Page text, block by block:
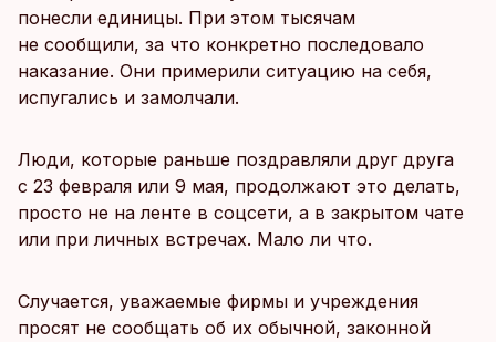
понесли единицы. При этом тысячам
не сообщили, за что конкретно последовало
наказание. Они примерили ситуацию на себя,
испугались и замолчали.
Люди, которые раньше поздравляли друг друга
с 23 февраля или 9 мая, продолжают это делать,
просто не на ленте в соцсети, а в закрытом чате
или при личных встречах. Мало ли что.
Случается, уважаемые фирмы и учреждения
просят не сообщать об их обычной, законной